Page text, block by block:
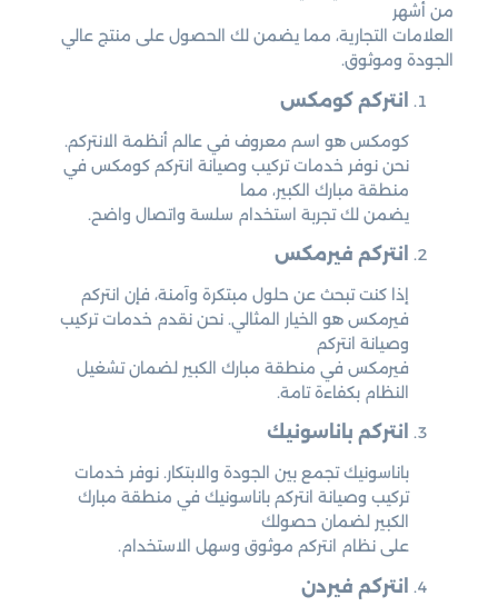
من أشهر
العلامات التجارية، مما يضمن لك الحصول على منتج عالي
الجودة وموثوق.
انتركم كومكس
كومكس هو اسم معروف في عالم أنظمة الانتركم.
نحن نوفر خدمات تركيب وصيانة انتركم كومكس في
منطقة مبارك الكبير، مما
يضمن لك تجربة استخدام سلسة واتصال واضح.
انتركم فيرمكس
إذا كنت تبحث عن حلول مبتكرة وآمنة، فإن انتركم
فيرمكس هو الخيار المثالي. نحن نقدم خدمات تركيب
وصيانة انتركم
فيرمكس في منطقة مبارك الكبير لضمان تشغيل
النظام بكفاءة تامة.
انتركم باناسونيك
باناسونيك تجمع بين الجودة والابتكار. نوفر خدمات
تركيب وصيانة انتركم باناسونيك في منطقة مبارك
الكبير لضمان حصولك
على نظام انتركم موثوق وسهل الاستخدام.
انتركم فيردن